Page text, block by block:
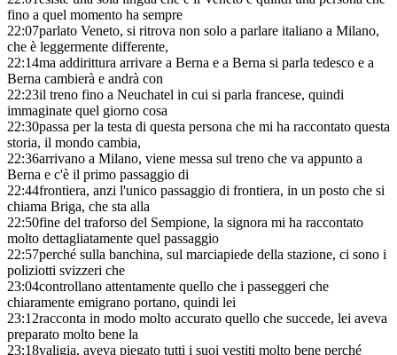
fino a quel momento ha sempre
22:07parlato Veneto, si ritrova non solo a parlare italiano a Milano,
che è leggermente differente,
22:14ma addirittura arrivare a Berna e a Berna si parla tedesco e a
Berna cambierà e andrà con
22:23il treno fino a Neuchatel in cui si parla francese, quindi
immaginate quel giorno cosa
22:30passa per la testa di questa persona che mi ha raccontato questa
storia, il mondo cambia,
22:36arrivano a Milano, viene messa sul treno che va appunto a
Berna e c'è il primo passaggio di
22:44frontiera, anzi l'unico passaggio di frontiera, in un posto che si
chiama Briga, che sta alla
22:50fine del traforso del Sempione, la signora mi ha raccontato
molto dettagliatamente quel passaggio
22:57perché sulla banchina, sul marciapiede della stazione, ci sono i
poliziotti svizzeri che
23:04controllano attentamente quello che i passeggeri che
chiaramente emigrano portano, quindi lei
23:12racconta in modo molto accurato quello che succede, lei aveva
preparato molto bene la
23:18valigia, aveva piegato tutti i suoi vestiti molto bene perché